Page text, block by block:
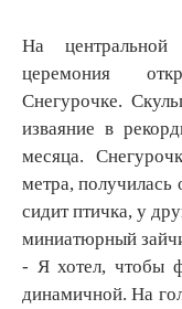
На центральной
церемония
Снегурочке.
изваяние в
месяца.
метра, получилась
сидит птичка, у
миниатюрный
- Я хотел, чтобы
динамичной. На